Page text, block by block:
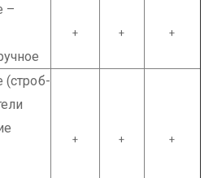
–
+ + +
+ + +